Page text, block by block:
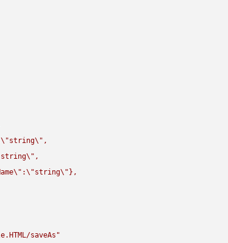
\"string\" ,
string\" ,
\" :\"string\" },
saveAs"